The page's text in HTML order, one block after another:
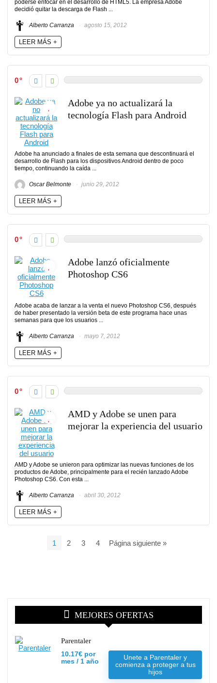
poderse enfocar en el desarrollo de HTML5. La empresa Adobe
decidió quitar la descarga de Flash ...
Alberto Carranza agosto 15, 2012
LEER MÁS +
0
Adobe ya no actualizará la
tecnología Flash para Android
Adobe ha anunciado a finales de esta semana que descontinuará el
desarrollo de Flash para los dispositivos Android dentro de poco
tiempo, continuando la caída ...
Oscar Belmonte junio 29, 2012
LEER MÁS +
0
Adobe lanzó oficialmente
Photoshop CS6
Adobe acaba de lanzar a la venta el nuevo Photoshop CS6, después
de haber presentado la versión beta de este programa hace unas
semanas para que los usuarios ...
Alberto Carranza mayo 7, 2012
LEER MÁS +
0
AMD y Adobe se unen para
mejorar la experiencia del usuario
AMD y Adobe se unieron para optimizar las nuevas funciones de los
productos de Adobe, principalmente para el recién lanzado Adobe
Photoshop CS6. Con esta ...
Alberto Carranza abril 30, 2012
LEER MÁS +
1 2 3 4 Página siguiente »
MEJORES OFERTAS
Parentaler
10.17€ por
mes / 1 año
Unete a Parentaler y
comienza a proteger a tus
hijos